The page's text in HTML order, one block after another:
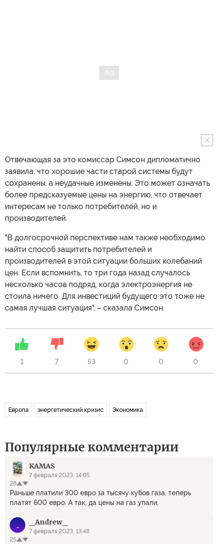
Отвечающая за это комиссар Симсон дипломатично
заявила, что хорошие части старой системы будут
сохранены, а неудачные изменены. Это может означать
более предсказуемые цены на энергию, что отвечает
интересам не только потребителей, но и
производителей.
"В долгосрочной перспективе нам также необходимо
найти способ защитить потребителей и
производителей в этой ситуации больших колебаний
цен. Если вспомнить, то три года назад случалось
несколько часов подряд, когда электроэнергия не
стоила ничего. Для инвестиций будущего это тоже не
самая лучшая ситуация", – сказала Симсон.
1 7 53 0 0 0
Европа энергетический кризис Экономика
Популярные комментарии
KAMAS
7 февраля 2023, 14:05
28
Раньше платили 300 евро за тысячу кубов газа, теперь
платят 600 евро. А так, да цены на газ упали.
_ _Andrew_
7 февраля 2023, 13:48
25